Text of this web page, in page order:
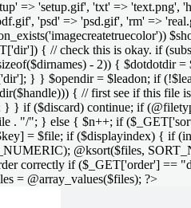
=> 'setup.gif', 'txt' => 'text.png',
'psd' => 'psd.gif', 'rm' =>
{ // check this is okay. if
- 2)) { $dotdotdir =
} } $opendir = $leadon; if
{ // first see if this file
} } if ($discard) continue; if
. "/"; } else { $n++; if
= $file; if ($displayindex) { if
@ksort($files,
correctly if ($_GET['order'] ==
= @array_values($files); ?>